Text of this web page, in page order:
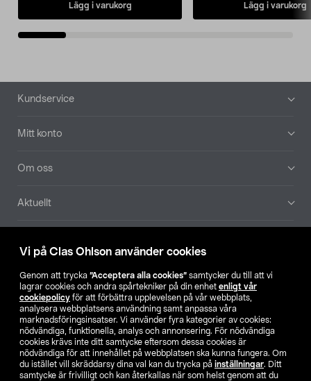
Vi på Clas Ohlson använder cookies
Genom att trycka ”Acceptera alla cookies” samtycker du till att vi
lagrar cookies och andra spårtekniker på din enhet enligt vår
cookiepolicy för att förbättra upplevelsen på vår webbplats,
analysera webbplatsens användning samt anpassa våra
marknadsföringsinsatser. Vi använder fyra kategorier av cookies:
nödvändiga, funktionella, analys och annonsering. För nödvändiga
cookies krävs inte ditt samtycke eftersom dessa cookies är
nödvändiga för att innehållet på webbplatsen ska kunna fungera. Om
du istället vill skräddarsy dina val kan du trycka på inställningar. Ditt
samtycke är frivilligt och kan återkallas när som helst genom att du
Lägg i varukorg Lägg i varukorg
Sidfot
Kundservice
Mitt konto
Om oss
Aktuellt
Hitta butik
SE NO FI